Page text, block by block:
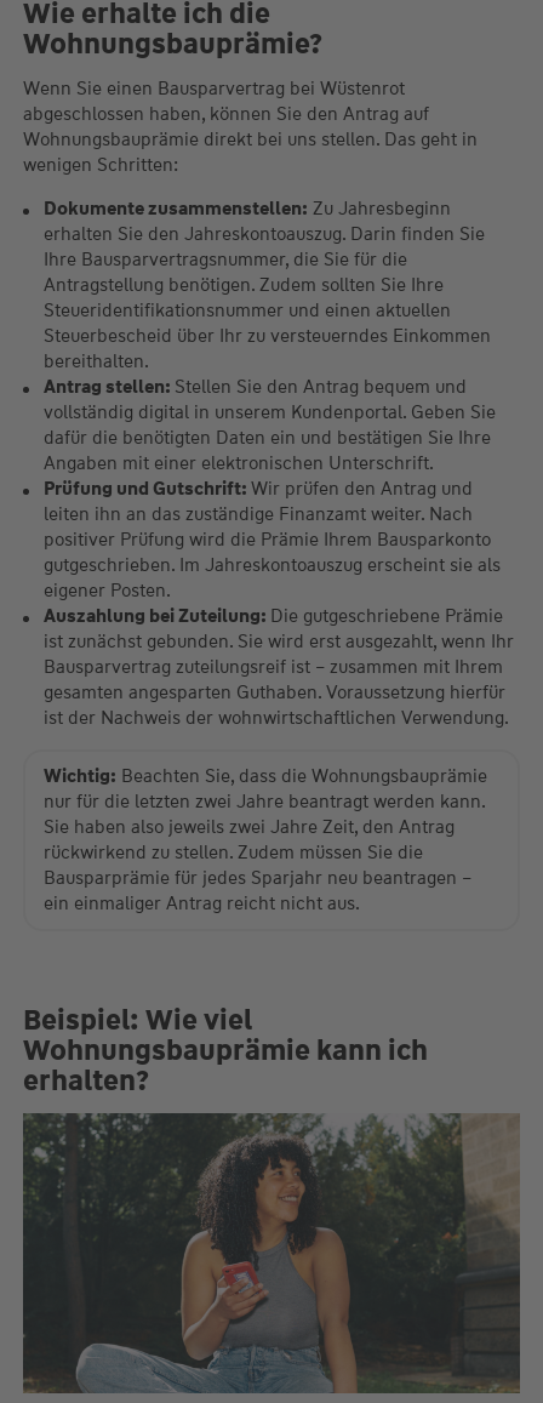
Wie erhalte ich die
Wohnungsbauprämie?
Wenn Sie einen Bausparvertrag bei Wüstenrot
abgeschlossen haben, können Sie den Antrag auf
Wohnungsbauprämie direkt bei uns stellen. Das geht in
wenigen Schritten:
Dokumente zusammenstellen: Zu Jahresbeginn
erhalten Sie den Jahreskontoauszug. Darin finden Sie
Ihre Bausparvertragsnummer, die Sie für die
Antragstellung benötigen. Zudem sollten Sie Ihre
Steueridentifikationsnummer und einen aktuellen
Steuerbescheid über Ihr zu versteuerndes Einkommen
bereithalten.
Antrag stellen: Stellen Sie den Antrag bequem und
vollständig digital in unserem Kundenportal. Geben Sie
dafür die benötigten Daten ein und bestätigen Sie Ihre
Angaben mit einer elektronischen Unterschrift.
Prüfung und Gutschrift: Wir prüfen den Antrag und
leiten ihn an das zuständige Finanzamt weiter. Nach
positiver Prüfung wird die Prämie Ihrem Bausparkonto
gutgeschrieben. Im Jahreskontoauszug erscheint sie als
eigener Posten.
Auszahlung bei Zuteilung: Die gutgeschriebene Prämie
ist zunächst gebunden. Sie wird erst ausgezahlt, wenn Ihr
Bausparvertrag zuteilungsreif ist – zusammen mit Ihrem
gesamten angesparten Guthaben. Voraussetzung hierfür
ist der Nachweis der wohnwirtschaftlichen Verwendung.
Wichtig: Beachten Sie, dass die Wohnungsbauprämie
nur für die letzten zwei Jahre beantragt werden kann.
Sie haben also jeweils zwei Jahre Zeit, den Antrag
rückwirkend zu stellen. Zudem müssen Sie die
Bausparprämie für jedes Sparjahr neu beantragen –
ein einmaliger Antrag reicht nicht aus.
Beispiel: Wie viel
Wohnungsbauprämie kann ich
erhalten?